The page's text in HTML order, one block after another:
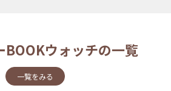
BOOKウォッチの一覧
一覧をみる